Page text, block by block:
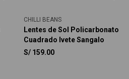
CHILLI BEANS
Lentes de Sol Policarbonato
Cuadrado Ivete Sangalo
S/ 159.00